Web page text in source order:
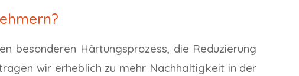
besonderen Härtungsprozess, die Reduzierung
wir erheblich zu mehr Nachhaltigkeit in der